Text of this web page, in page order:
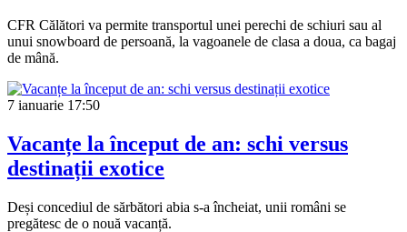
CFR Călători va permite transportul unei perechi de schiuri sau al
unui snowboard de persoană, la vagoanele de clasa a doua, ca bagaj
de mână.
7 ianuarie 17:50
Vacanțe la început de an: schi versus
destinații exotice
Deși concediul de sărbători abia s-a încheiat, unii români se
pregătesc de o nouă vacanță.